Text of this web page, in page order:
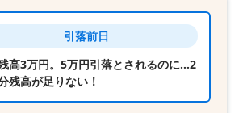
引落前日
高3万円。5万円引落とされるのに…2
残高が足りない！